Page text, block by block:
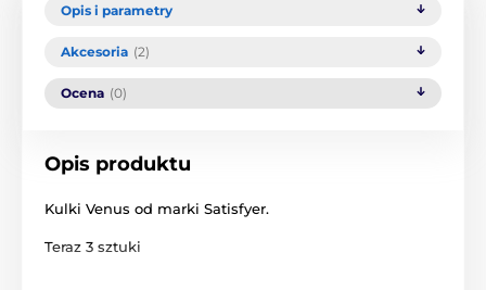
Opis i parametry
Akcesoria (2)
Ocena (0)
Opis produktu
Kulki Venus od marki Satisfyer.
Teraz 3 sztuki